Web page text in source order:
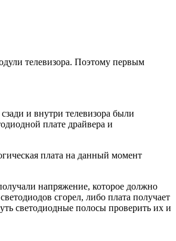
телевизора. Поэтому первым
и внутри телевизора были
плате драйвера и
плата на данный момент
напряжение, которое должно
сгорел, либо плата получает
светодиодные полосы проверить их и